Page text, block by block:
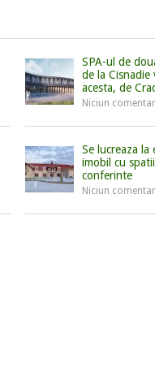
SPA-ul de
de la Cisnadie
acesta, de
Niciun
Se lucreaza la
imobil cu
conferinte
Niciun